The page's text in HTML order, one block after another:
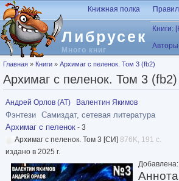
Перейти к основному содержанию
Либрусек
Много книг
Книжная полка
Книги:
Вы здесь
Главная » Книги » Архимаг с пеленок. Том 3 (fb2)
Архимаг с пеленок. Том 3 (fb2)
Андрей Орлов (АТ) Валентин Якимов
Фэнтези Самиздат, сетевая литература
Архимаг с пеленок - 3
Архимаг с пеленок. Том 3 [СИ] 876K, 191 с.
издано в 2025 г.